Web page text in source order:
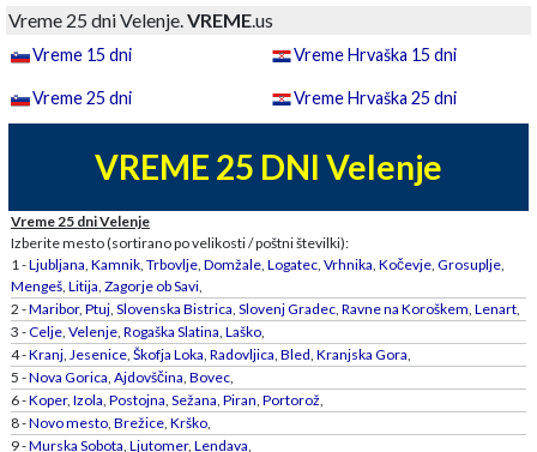
Vreme 25 dni Velenje.VREME.us
Vreme 15 dni Vreme Hrvaška 15 dni
Vreme 25 dni Vreme Hrvaška 25 dni
VREME 25 DNI Velenje
Vreme 25 dni Velenje
Izberite mesto (sortirano po velikosti / poštni številki):
1 -Ljubljana, Kamnik, Trbovlje, Domžale, Logatec, Vrhnika, Kočevje, Grosuplje,
Mengeš, Litija, Zagorje ob Savi,
2 -Maribor, Ptuj, Slovenska Bistrica, Slovenj Gradec, Ravne na Koroškem, Lenart,
3 -Celje, Velenje, Rogaška Slatina, Laško,
4 -Kranj, Jesenice, Škofja Loka, Radovljica, Bled, Kranjska Gora,
5 -Nova Gorica, Ajdovščina, Bovec,
6 -Koper, Izola, Postojna, Sežana, Piran, Portorož,
8 -Novo mesto, Brežice, Krško,
9 -Murska Sobota, Ljutomer, Lendava,